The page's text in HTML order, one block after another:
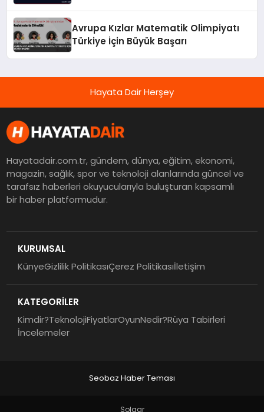
Avrupa Kızlar Matematik Olimpiyatı
Türkiye İçin Büyük Başarı
Hayata Dair Herşey
Hayatadair.com.tr, gündem, dünya, eğitim, ekonomi,
magazin, sağlık, spor ve teknoloji alanlarında güncel ve
tarafsız haberleri okuyucularıyla buluşturan kapsamlı
bir haber platformudur.
KURUMSAL
KünyeGizlilik PolitikasıÇerez Politikasıİletişim
KATEGORİLER
Kimdir?TeknolojiFiyatlarOyunNedir?Rüya Tabirleri
İncelemeler
Seobaz Haber Teması
Solgar